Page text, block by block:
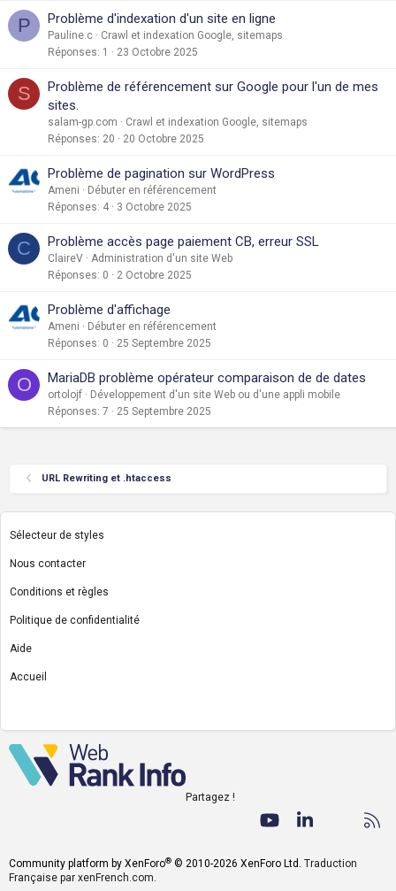
P Problème d'indexation d'un site en ligne
Pauline.c
Crawl et indexation Google, sitemaps
Réponses 1 23 Octobre 2025
S
Problème de référencement sur Google pour l'un de mes
sites.
salam-gp.com
Crawl et indexation Google, sitemaps
Réponses 20 20 Octobre 2025
Problème de pagination sur WordPress
Ameni
Débuter en référencement
Réponses 4 3 Octobre 2025
C Problème accès page paiement CB, erreur SSL
ClaireV
Administration d'un site Web
Réponses 0 2 Octobre 2025
Problème d'affichage
Ameni
Débuter en référencement
Réponses 0 25 Septembre 2025
O MariaDB problème opérateur comparaison de de dates
ortolojf
Développement d'un site Web ou d'une appli mobile
Réponses 7 25 Septembre 2025
URL Rewriting et .htaccess
Sélecteur de styles
Nous contacter
Conditions et règles
Politique de confidentialité
Aide
Accueil
Partagez !
FacebookTwitter youtubeLinkedInNous
Community platform by XenForo® © 2010-2026 XenForo Ltd. Traduction
Française par xenFrench.com.